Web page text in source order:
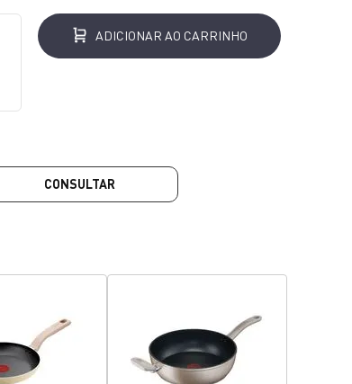
ADICIONAR AO CARRINHO
CONSULTAR